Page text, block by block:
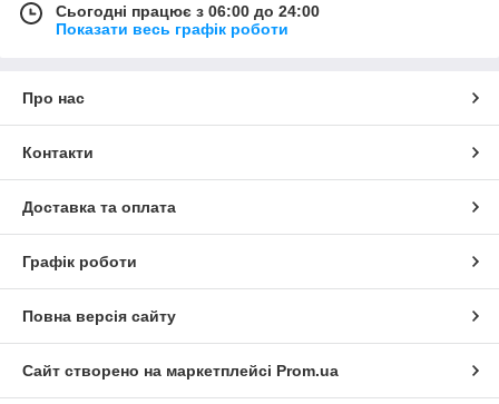
Сьогодні працює з 06:00 до 24:00
Показати весь графік роботи
Про нас
Контакти
Доставка та оплата
Графік роботи
Повна версія сайту
Сайт створено на маркетплейсі Prom.ua